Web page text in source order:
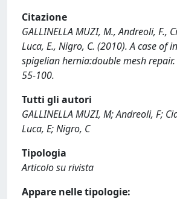
Citazione
GALLINELLA MUZI, M., Andreoli, F.,
Luca, E., Nigro, C. (2010). A case of
spigelian hernia:double mesh repair.
55-100.
Tutti gli autori
GALLINELLA MUZI, M; Andreoli, F;
Luca, E; Nigro, C
Tipologia
Articolo su rivista
Appare nelle tipologie: